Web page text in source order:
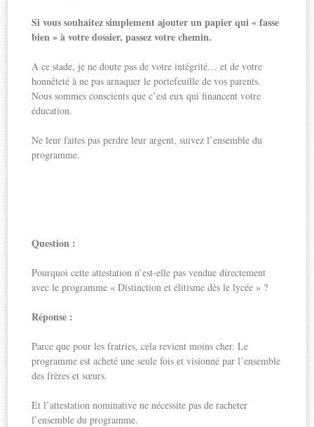
Si vous souhaitez simplement ajouter un papier qui « fasse
bien » à votre dossier, passez votre chemin.
A ce stade, je ne doute pas de votre intégrité… et de votre
honnêteté à ne pas arnaquer le portefeuille de vos parents.
Nous sommes conscients que c’est eux qui financent votre
éducation.
Ne leur faites pas perdre leur argent, suivez l’ensemble du
programme.
Question :
Pourquoi cette attestation n’est-elle pas vendue directement
avec le programme « Distinction et élitisme dès le lycée » ?
Réponse :
Parce que pour les fratries, cela revient moins cher. Le
programme est acheté une seule fois et visionné par l’ensemble
des frères et sœurs.
Et l’attestation nominative ne nécessite pas de racheter
l’ensemble du programme.